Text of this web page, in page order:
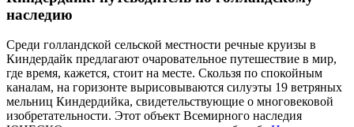
наследию
Среди голландской сельской местности речные круизы в
Киндердайк предлагают очаровательное путешествие в мир,
где время, кажется, стоит на месте. Скользя по спокойным
каналам, на горизонте вырисовываются силуэты 19 ветряных
мельниц Киндердийка, свидетельствующие о многовековой
изобретательности. Этот объект Всемирного наследия